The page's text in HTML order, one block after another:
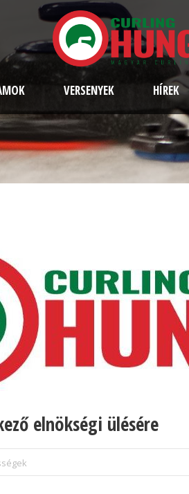
VERSENYEK HÍREK
elnökségi ülésére